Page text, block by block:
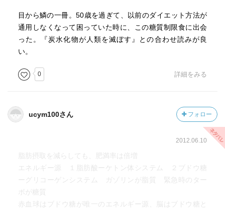
目から鱗の一冊。50歳を過ぎて、以前のダイエット方法が
通用しなくなって困っていた時に、この糖質制限食に出会
った。『炭水化物が人類を滅ぼす』との合わせ読みが良
い。
0 詳細をみる
ucym100さん フォロー
2012.06.10
脂肪摂取を減らしても、肥満率は倍増
エネルギー源 １脂肪酸ーケトン体システム ２ブドウ糖
ーグリコーゲンシステム ガゾリンが脂質 緊急時のター
ボが糖質
赤血球はブドウ糖が唯一のエネルギー源、脳はブドウ糖と